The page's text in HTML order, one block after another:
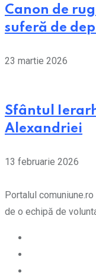
Canon de
suferă de
23 martie 2026
Sfântul
Alexandriei
13 februarie 2026
Portalul
de o echipă de